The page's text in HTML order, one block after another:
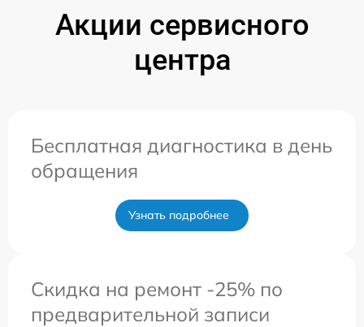
Акции сервисного
центра
Бесплатная диагностика в день
обращения
Узнать подробнее
Скидка на ремонт -25% по
предварительной записи